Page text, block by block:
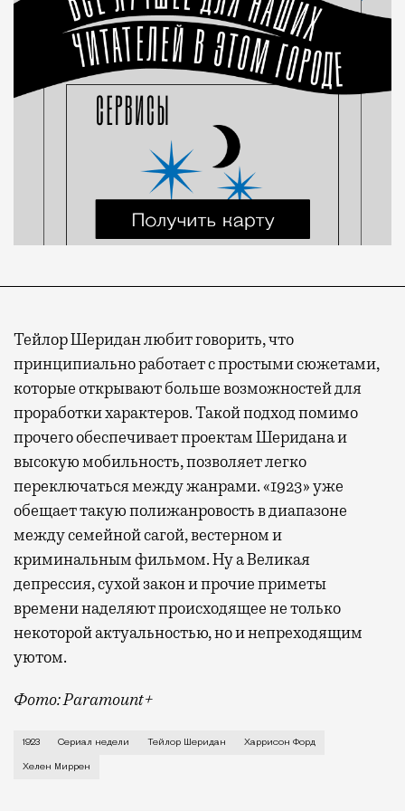
Тейлор Шеридан любит говорить, что
принципиально работает с простыми сюжетами,
которые открывают больше возможностей для
проработки характеров. Такой подход помимо
прочего обеспечивает проектам Шеридана и
высокую мобильность, позволяет легко
переключаться между жанрами. «1923» уже
обещает такую полижанровость в диапазоне
между семейной сагой, вестерном и
криминальным фильмом. Ну а Великая
депрессия, сухой закон и прочие приметы
времени наделяют происходящее не только
некоторой актуальностью, но и непреходящим
уютом.
Фото: Paramount+
Всего четыре года назад вышел первый сезон
1923 Сериал недели Тейлор Шеридан Харрисон Форд
Хелен Миррен